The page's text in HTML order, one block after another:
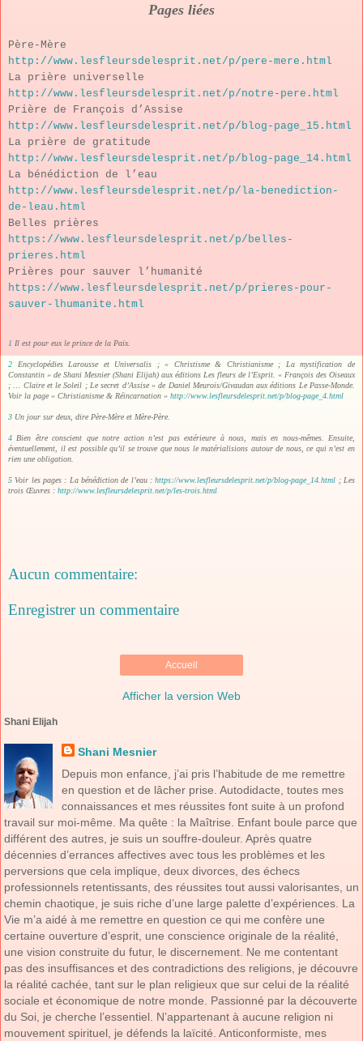
Pages liées
Père-Mère
http://www.lesfleursdelesprit.net/p/pere-mere.html
La prière universelle
http://www.lesfleursdelesprit.net/p/notre-pere.html
Prière de François d’Assise
http://www.lesfleursdelesprit.net/p/blog-page_15.html
La prière de gratitude
http://www.lesfleursdelesprit.net/p/blog-page_14.html
La bénédiction de l’eau
http://www.lesfleursdelesprit.net/p/la-benediction-
de-leau.html
Belles prières
https://www.lesfleursdelesprit.net/p/belles-
prieres.html
Prières pour sauver l’humanité
https://www.lesfleursdelesprit.net/p/prieres-pour-
sauver-lhumanite.html
1 Il est pour eux le prince de la Paix.
2 Encyclopédies Larousse et Universalis ; « Christisme & Christianisme ; La mystification de
Constantin » de Shani Mesnier (Shani Elijah) aux éditions Les fleurs de l’Esprit. « François des Oiseaux
; … Claire et le Soleil ; Le secret d’Assise » de Daniel Meurois/Givaudan aux éditions Le Passe-Monde.
Voir la page « Christianisme & Réincarnation » http://www.lesfleursdelesprit.net/p/blog-page_4.html
3 Un jour sur deux, dire Père-Mère et Mère-Père.
4 Bien être conscient que notre action n’est pas extérieure à nous, mais en nous-mêmes. Ensuite,
éventuellement, il est possible qu’il se trouve que nous le matérialisions autour de nous, ce qui n’est en
rien une obligation.
5 Voir les pages : La bénédiction de l’eau :https://www.lesfleursdelesprit.net/p/blog-page_14.html ; Les
trois Œuvres : http://www.lesfleursdelesprit.net/p/les-trois.html
Aucun commentaire:
Enregistrer un commentaire
Accueil
Afficher la version Web
Shani Elijah
Shani Mesnier
Depuis mon enfance, j’ai pris l’habitude de me remettre
en question et de lâcher prise. Autodidacte, toutes mes
connaissances et mes réussites font suite à un profond
travail sur moi-même. Ma quête : la Maîtrise. Enfant boule parce que
différent des autres, je suis un souffre-douleur. Après quatre
décennies d’errances affectives avec tous les problèmes et les
perversions que cela implique, deux divorces, des échecs
professionnels retentissants, des réussites tout aussi valorisantes, un
chemin chaotique, je suis riche d’une large palette d’expériences. La
Vie m’a aidé à me remettre en question ce qui me confère une
certaine ouverture d’esprit, une conscience originale de la réalité,
une vision construite du futur, le discernement. Ne me contentant
pas des insuffisances et des contradictions des religions, je découvre
la réalité cachée, tant sur le plan religieux que sur celui de la réalité
sociale et économique de notre monde. Passionné par la découverte
du Soi, je cherche l’essentiel. N’appartenant à aucune religion ni
mouvement spirituel, je défends la laïcité. Anticonformiste, mes